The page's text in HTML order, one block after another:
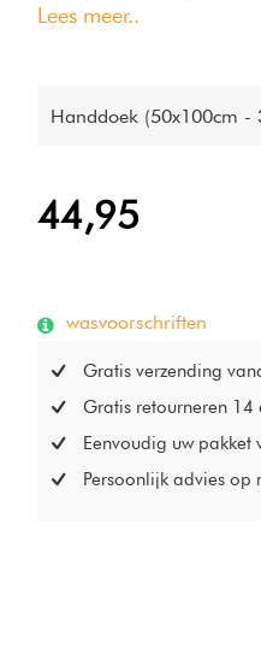
handdoeken zijn wasbaar
Lees meer..
Handdoek (50x100cm -
44,95
wasvoorschriften
Gratis verzending
Gratis retourneren
Eenvoudig uw pakket
Persoonlijk advies op